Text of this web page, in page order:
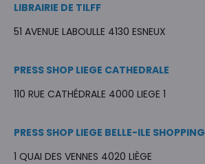
LIBRAIRIE DE TILFF
51 AVENUE LABOULLE 4130 ESNEUX
PRESS SHOP LIEGE CATHEDRALE
110 RUE CATHÉDRALE 4000 LIEGE 1
PRESS SHOP LIEGE BELLE-ILE SHOPPING
1 QUAI DES VENNES 4020 LIÈGE